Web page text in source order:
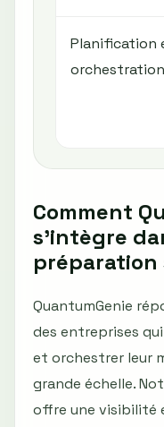
Planification
orchestration
Comment
s’intègre
QuantumGenie
des entreprises
et orchestrer leur
grande échelle.
offre une visibilité